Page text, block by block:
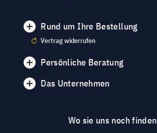
Rund um Ihre Bestellung
Vertrag widerrufen
Persönliche Beratung
Das Unternehmen
Wo sie uns noch finden